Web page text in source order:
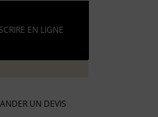
EN LIGNE
UN DEVIS